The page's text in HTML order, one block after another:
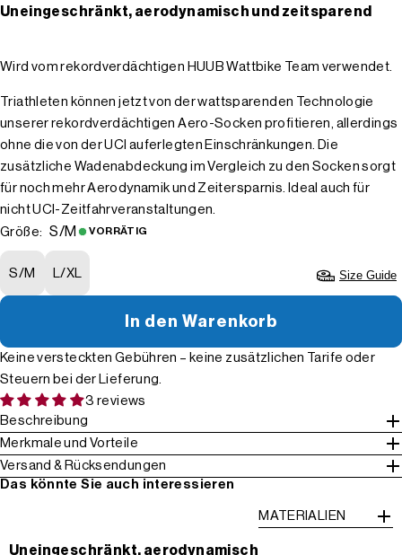
Uneingeschränkt, aerodynamisch und zeitsparend
Wird vom rekordverdächtigen HUUB Wattbike Team verwendet.
Triathleten können jetzt von der wattsparenden Technologie
unserer rekordverdächtigen Aero-Socken profitieren, allerdings
ohne die von der UCI auferlegten Einschränkungen. Die
zusätzliche Wadenabdeckung im Vergleich zu den Socken sorgt
für noch mehr Aerodynamik und Zeitersparnis. Ideal auch für
nicht UCI-Zeitfahrveranstaltungen.
Größe:
S/M VORRÄTIG
S/M L/XL Size Guide
In den Warenkorb
Keine versteckten Gebühren – keine zusätzlichen Tarife oder
Steuern bei der Lieferung.
3 reviews
Beschreibung
Merkmale und Vorteile
Versand & Rücksendungen
Das könnte Sie auch interessieren
Uneingeschränkt, aerodynamisch
MATERIALIEN